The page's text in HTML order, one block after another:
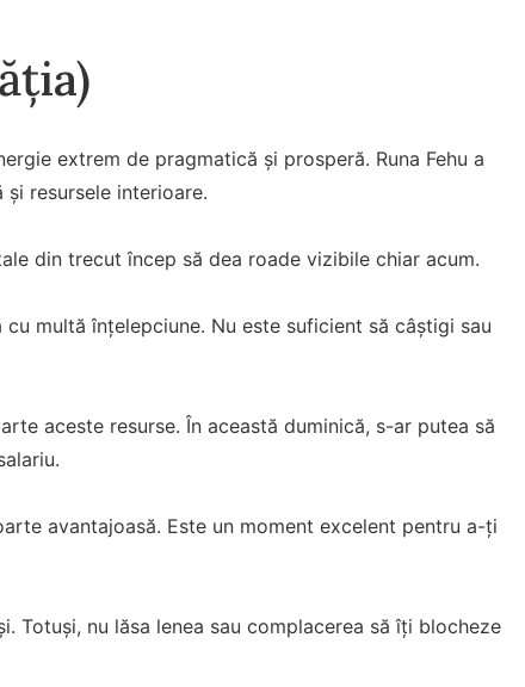
extrem de pragmatică și prosperă. Runa Fehu a
resursele interioare.
din trecut încep să dea roade vizibile chiar acum.
multă înțelepciune. Nu este suficient să câștigi sau
aceste resurse. În această duminică, s-ar putea să
avantajoasă. Este un moment excelent pentru a-ți
Totuși, nu lăsa lenea sau complacerea să îți blocheze